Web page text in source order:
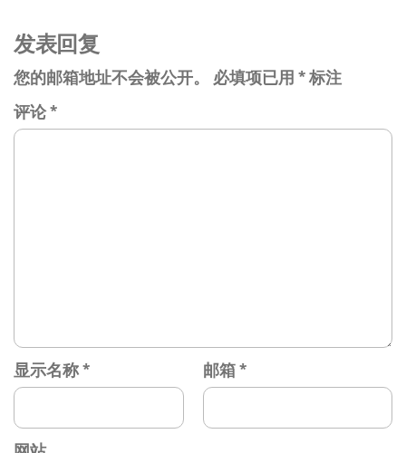
发表回复
您的邮箱地址不会被公开。 必填项已用 *标注
评论*
显示名称* 邮箱*